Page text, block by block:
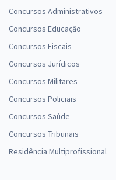
Concursos Administrativos
Concursos Educação
Concursos Fiscais
Concursos Jurídicos
Concursos Militares
Concursos Policiais
Concursos Saúde
Concursos Tribunais
Residência Multiprofissional